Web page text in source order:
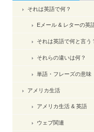
それは英語で何？
Eメール & レターの英
それは英語で何と言う
それらの違いは何？
単語・フレーズの意味
アメリカ生活
アメリカ生活 & 英語
ウェブ関連